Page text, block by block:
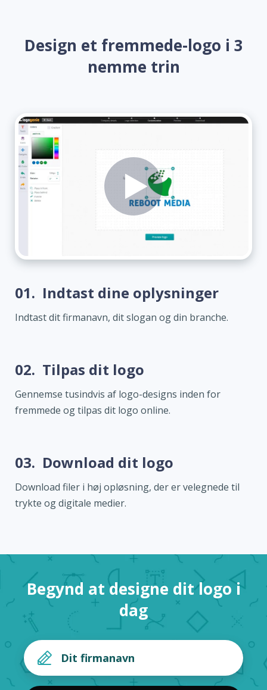
Design et fremmede-logo i 3
nemme trin
01. Indtast dine oplysninger
Indtast dit firmanavn, dit slogan og din branche.
02. Tilpas dit logo
Gennemse tusindvis af logo-designs inden for
fremmede og tilpas dit logo online.
03. Download dit logo
Download filer i høj opløsning, der er velegnede til
trykte og digitale medier.
Begynd at designe dit logo i
dag